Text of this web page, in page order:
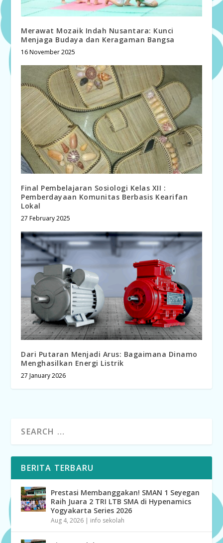
Merawat Mozaik Indah Nusantara: Kunci
Menjaga Budaya dan Keragaman Bangsa
16 November 2025
Final Pembelajaran Sosiologi Kelas XII :
Pemberdayaan Komunitas Berbasis Kearifan
Lokal
27 February 2025
Dari Putaran Menjadi Arus: Bagaimana Dinamo
Menghasilkan Energi Listrik
27 January 2026
BERITA TERBARU
Prestasi Membanggakan! SMAN 1 Seyegan
Raih Juara 2 TRI LTB SMA di Hypenamics
Yogyakarta Series 2026
Aug 4, 2026 | info sekolah